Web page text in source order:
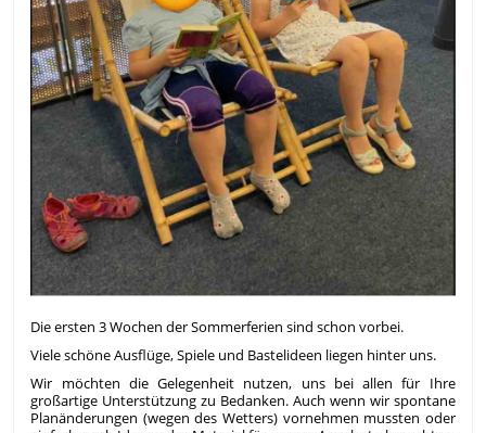
Die ersten 3 Wochen der Sommerferien sind schon vorbei.
Viele schöne Ausflüge, Spiele und Bastelideen liegen hinter uns.
Wir möchten die Gelegenheit nutzen, uns bei allen für Ihre
großartige Unterstützung zu Bedanken. Auch wenn wir spontane
Planänderungen (wegen des Wetters) vornehmen mussten oder